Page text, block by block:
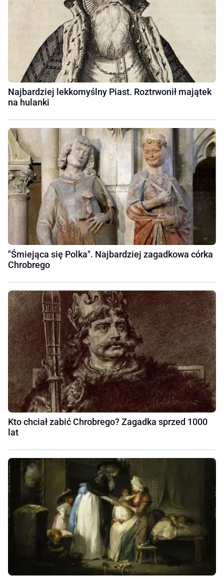
Najbardziej lekkomyślny Piast. Roztrwonił majątek
na hulanki
"Śmiejąca się Polka". Najbardziej zagadkowa córka
Chrobrego
Kto chciał zabić Chrobrego? Zagadka sprzed 1000
lat